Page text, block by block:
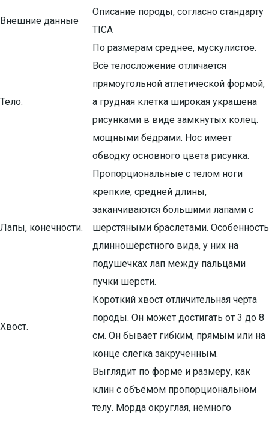
Внешние данные
Описание породы, согласно стандарту
TICA
Тело.
По размерам среднее, мускулистое.
Всё телосложение отличается
прямоугольной атлетической формой,
а грудная клетка широкая украшена
рисунками в виде замкнутых колец.
мощными бёдрами. Нос имеет
обводку основного цвета рисунка.
Лапы, конечности.
Пропорциональные с телом ноги
крепкие, средней длины,
заканчиваются большими лапами с
шерстяными браслетами. Особенность
длинношёрстного вида, у них на
подушечках лап между пальцами
пучки шерсти.
Хвост.
Короткий хвост отличительная черта
породы. Он может достигать от 3 до 8
см. Он бывает гибким, прямым или на
конце слегка закрученным.
Выглядит по форме и размеру, как
клин с объёмом пропорциональном
телу. Морда округлая, немного